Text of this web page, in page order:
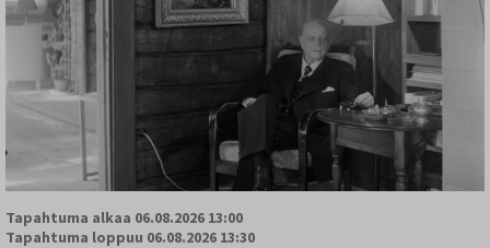
Tapahtuma alkaa 06.08.2026 13:00
Tapahtuma loppuu 06.08.2026 13:30